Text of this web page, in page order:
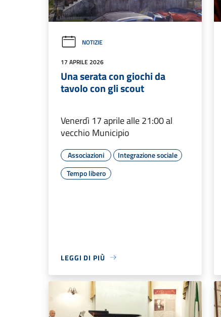
NOTIZIE
17 APRILE 2026
Una serata con giochi da
tavolo con gli scout
Venerdì 17 aprile alle 21:00 al
vecchio Municipio
Associazioni
Integrazione sociale
Tempo libero
LEGGI DI PIÙ